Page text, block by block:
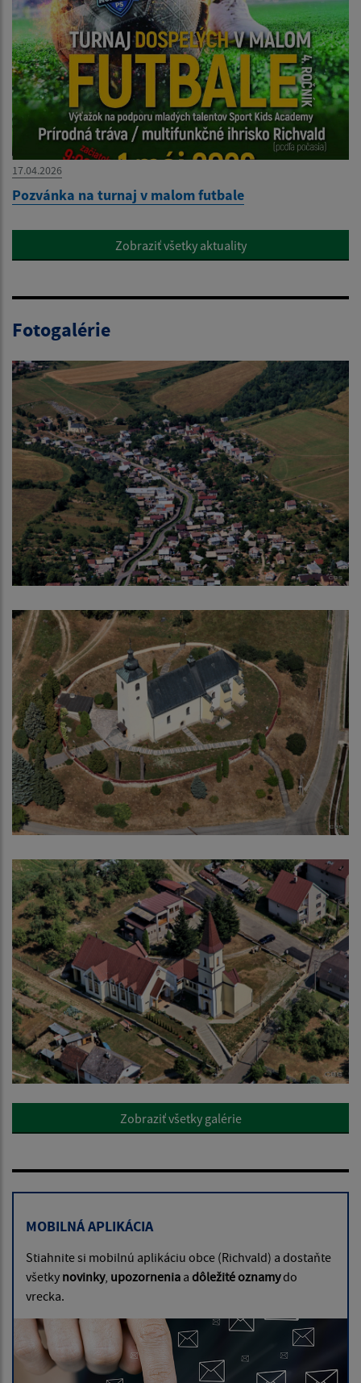
17.04.2026
Pozvánka na turnaj v malom futbale
Zobraziť všetky aktuality
Fotogalérie
Zobraziť všetky galérie
MOBILNÁ APLIKÁCIA
Stiahnite si mobilnú aplikáciu obce (Richvald) a dostaňte
všetky novinky, upozornenia a dôležité oznamydo
vrecka.